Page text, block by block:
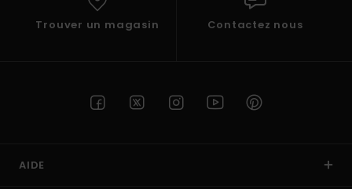
Trouver un magasin Contactez nous
AIDE